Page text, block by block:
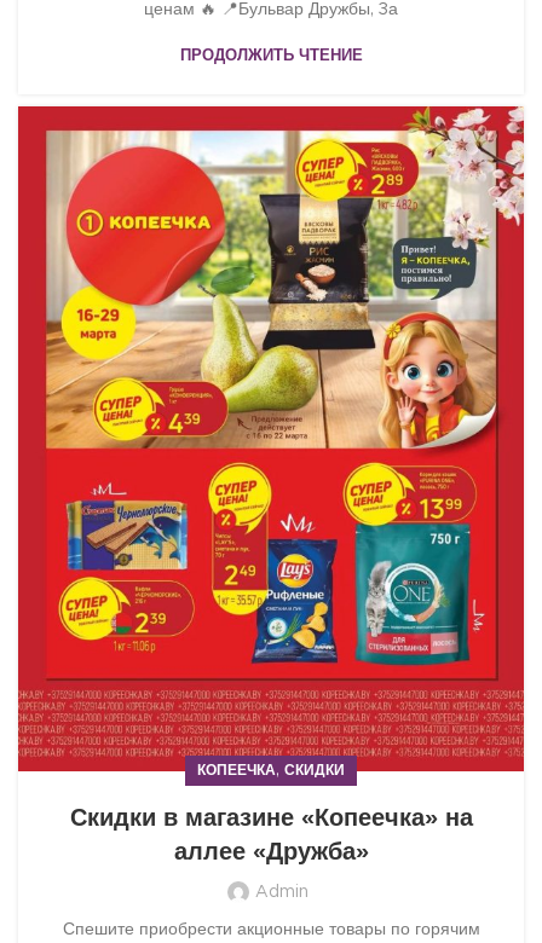
ценам 🔥 📍Бульвар Дружбы, 3а
ПРОДОЛЖИТЬ ЧТЕНИЕ
КОПЕЕЧКА, СКИДКИ
Скидки в магазине «Копеечка» на
аллее «Дружба»
Admin
Спешите приобрести акционные товары по горячим